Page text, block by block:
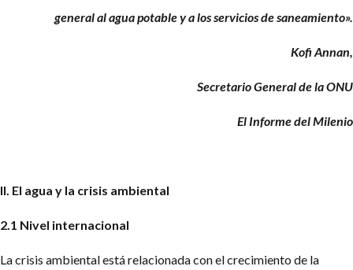
general al agua potable y a los servicios de saneamiento».
Kofi Annan,
Secretario General de la ONU
El Informe del Milenio
II. El agua y la crisis ambiental
2.1 Nivel internacional
La crisis ambiental está relacionada con el crecimiento de la